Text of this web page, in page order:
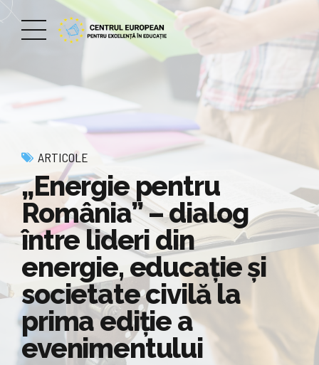
ARTICOLE
„Energie pentru
România” – dialog
între lideri din
energie, educație și
societate civilă la
prima ediție a
evenimentului